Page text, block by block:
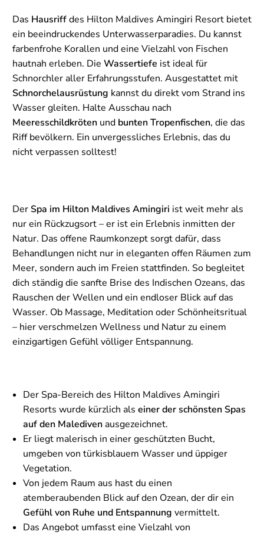
Das Hausriffdes Hilton Maldives Amingiri Resort bietet
ein beeindruckendes Unterwasserparadies. Du kannst
farbenfrohe Korallen und eine Vielzahl von Fischen
hautnah erleben. Die Wassertiefe ist ideal für
Schnorchler aller Erfahrungsstufen. Ausgestattet mit
Schnorchelausrüstung kannst du direkt vom Strand ins
Wasser gleiten. Halte Ausschau nach
Meeresschildkröten und bunten Tropenfischen, die das
Riff bevölkern. Ein unvergessliches Erlebnis, das du
nicht verpassen solltest!
Der Spa im Hilton Maldives Amingiri ist weit mehr als
nur ein Rückzugsort – er ist ein Erlebnis inmitten der
Natur. Das offene Raumkonzept sorgt dafür, dass
Behandlungen nicht nur in eleganten offen Räumen zum
Meer, sondern auch im Freien stattfinden. So begleitet
dich ständig die sanfte Brise des Indischen Ozeans, das
Rauschen der Wellen und ein endloser Blick auf das
Wasser. Ob Massage, Meditation oder Schönheitsritual
– hier verschmelzen Wellness und Natur zu einem
einzigartigen Gefühl völliger Entspannung.
Der Spa-Bereich des Hilton Maldives Amingiri
Resorts wurde kürzlich als einer der schönsten Spas
auf den Maledivenausgezeichnet.
Er liegt malerisch in einer geschützten Bucht,
umgeben von türkisblauem Wasser und üppiger
Vegetation.
Von jedem Raum aus hast du einen
atemberaubenden Blick auf den Ozean, der dir ein
Gefühl von Ruhe und Entspannung vermittelt.
Das Angebot umfasst eine Vielzahl von